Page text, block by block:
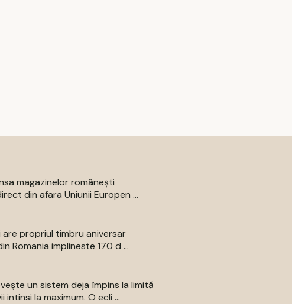
magazinelor românești
din afara Uniunii Europen ...
are propriul timbru aniversar
Romania implineste 170 d ...
un sistem deja împins la limită
la maximum. O ecli ...